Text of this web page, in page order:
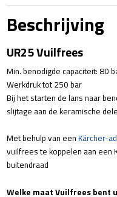
Bar
Beschrijving
UR25 Vuilfrees
Min. benodigde capaciteit: 80
Werkdruk tot 250 bar
Bij het starten de lans naar
slijtage aan de keramische
Met behulp van eenKärcher-
vuilfrees te koppelen aan een
buitendraad
Welke maat Vuilfrees bent